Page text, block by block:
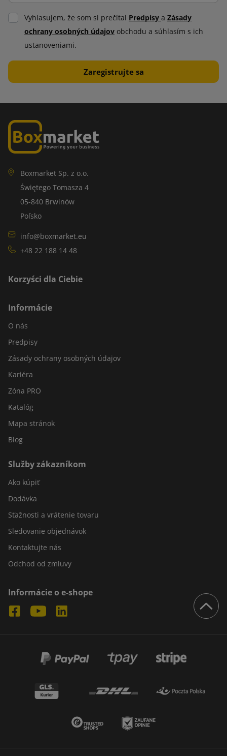
Vyhlasujem, že som si prečítal Predpisy a Zásady
ochrany osobných údajov obchodu a súhlasím s ich
ustanoveniami.
Boxmarket Sp. z o.o.
Świętego Tomasza 4
05-840 Brwinów
Poľsko
info@boxmarket.eu
+48 22 188 14 48
Korzyści dla Ciebie
Informácie
O nás
Predpisy
Zásady ochrany osobných údajov
Kariéra
Zóna PRO
Katalóg
Mapa stránok
Blog
Služby zákazníkom
Ako kúpiť
Dodávka
Sťažnosti a vrátenie tovaru
Sledovanie objednávok
Kontaktujte nás
Odchod od zmluvy
Informácie o e-shope